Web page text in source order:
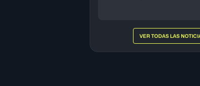
VER TODAS LAS